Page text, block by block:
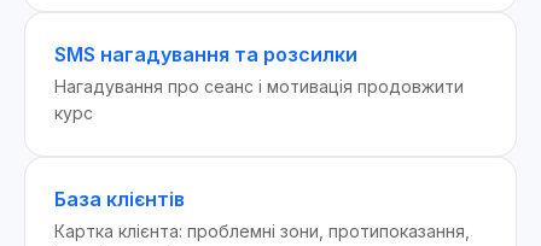
SMS нагадування та розсилки
Нагадування про сеанс і мотивація продовжити
курс
База клієнтів
Картка клієнта: проблемні зони, протипоказання,